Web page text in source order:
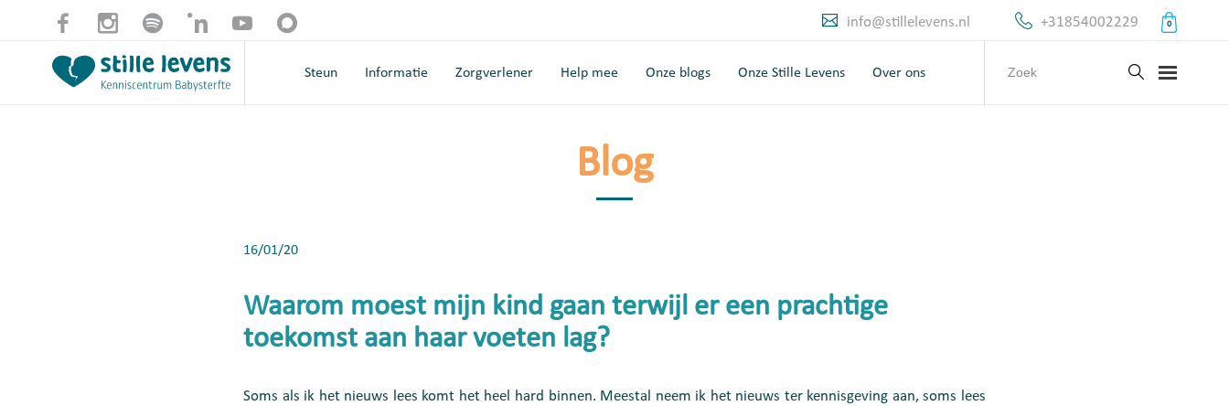
info@stillelevens.nl +31854002229 0
Steun Informatie Zorgverlener Help mee Onze blogs Onze Stille Levens Over ons
Blog
16/01/20
Waarom moest mijn kind gaan terwijl er een prachtige
toekomst aan haar voeten lag?
Soms als ik het nieuws lees komt het heel hard binnen. Meestal neem ik het nieuws ter kennisgeving aan, soms lees